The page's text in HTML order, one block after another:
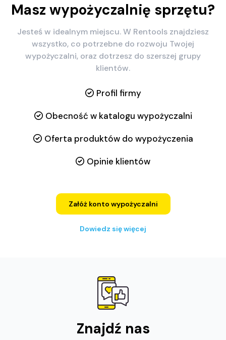
Masz wypożyczalnię sprzętu?
Jesteś w idealnym miejscu. W Rentools znajdziesz
wszystko, co potrzebne do rozwoju Twojej
wypożyczalni, oraz dotrzesz do szerszej grupy
klientów.
Profil firmy
Obecność w katalogu wypożyczalni
Oferta produktów do wypożyczenia
Opinie klientów
Załóż konto wypożyczalni
Dowiedz się więcej
Znajdź nas